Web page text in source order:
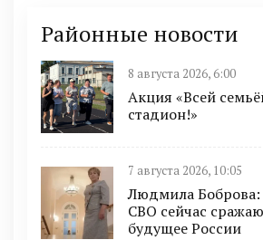
Районные новости
8 августа 2026, 6:00
Акция «Всей
стадион!»
7 августа 2026, 10:05
Людмила Боброва:
СВО сейчас
будущее России